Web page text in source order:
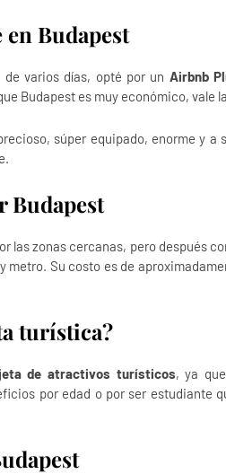
Budapest
varios días, opté por un Airbnb
Budapest es muy económico, vale
súper equipado, enorme y a
Budapest
las zonas cercanas, pero después
metro. Su costo es de
turística?
de atractivos turísticos, ya
por edad o por ser estudiante